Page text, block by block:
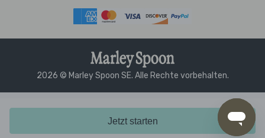
Jetzt starten
2026 © Marley Spoon SE. Alle Rechte vorbehalten.